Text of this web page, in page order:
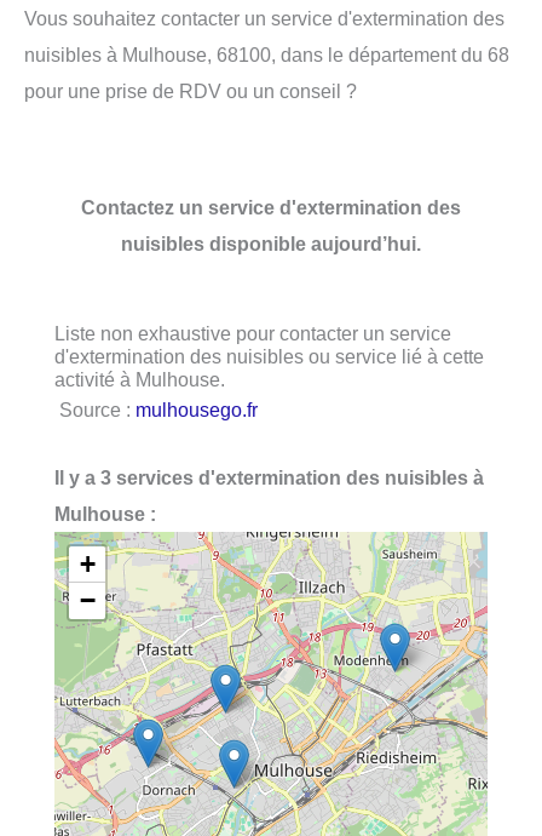
Vous souhaitez contacter un service d'extermination des
nuisibles à Mulhouse, 68100, dans le département du 68
pour une prise de RDV ou un conseil ?
Contactez un service d'extermination des
nuisibles disponible aujourd’hui.
Liste non exhaustive pour contacter un service
d'extermination des nuisibles ou service lié à cette
activité à Mulhouse.
Source : mulhousego.fr
Il y a 3 services d'extermination des nuisibles à
Mulhouse :
+
−